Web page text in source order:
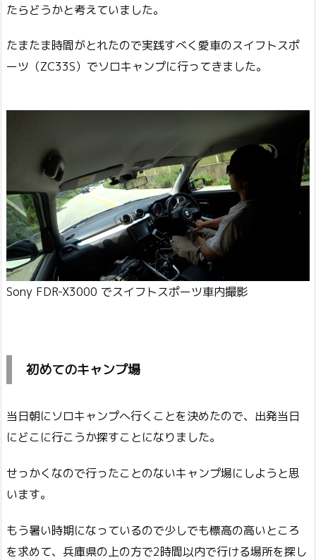
たらどうかと考えていました。
たまたま時間がとれたので実践すべく愛車のスイフトスポ
ーツ（ZC33S）でソロキャンプに行ってきました。
Sony FDR-X3000 でスイフトスポーツ車内撮影
初めてのキャンプ場
当日朝にソロキャンプへ行くことを決めたので、出発当日
にどこに行こうか探すことになりました。
せっかくなので行ったことのないキャンプ場にしようと思
います。
もう暑い時期になっているので少しでも標高の高いところ
を求めて、兵庫県の上の方で2時間以内で行ける場所を探し